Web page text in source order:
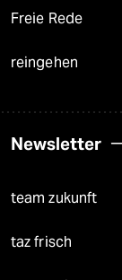
Freie Rede
reingehen
Newsletter
team zukunft
taz frisch